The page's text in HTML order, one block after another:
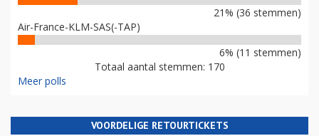
21% (36 stemmen)
Air-France-KLM-SAS(-TAP)
6% (11 stemmen)
Totaal aantal stemmen: 170
Meer polls
VOORDELIGE RETOURTICKETS